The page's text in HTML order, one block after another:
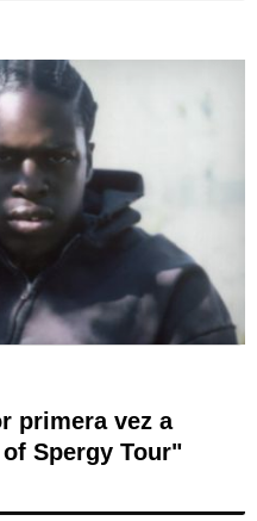
primera vez a
Spergy Tour"